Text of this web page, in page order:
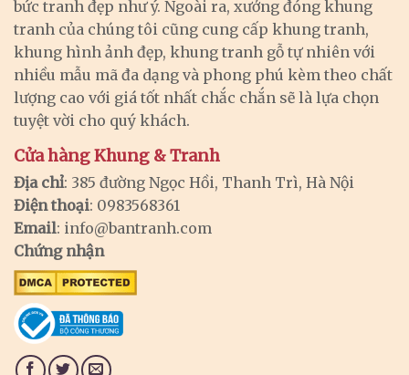
bức tranh đẹp như ý. Ngoài ra, xưởng đóng khung
tranh của chúng tôi cũng cung cấp khung tranh,
khung hình ảnh đẹp, khung tranh gỗ tự nhiên với
nhiều mẫu mã đa dạng và phong phú kèm theo chất
lượng cao với giá tốt nhất chắc chắn sẽ là lựa chọn
tuyệt vời cho quý khách.
Cửa hàng Khung & Tranh
Địa chỉ: 385 đường Ngọc Hồi, Thanh Trì, Hà Nội
Điện thoại: 0983568361
Email: info@bantranh.com
Chứng nhận